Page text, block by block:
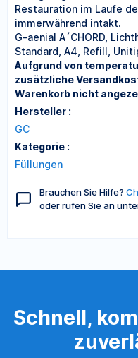
Restauration im Laufe
immerwährend intakt.
G-aenial A´CHORD,
Standard, A4, Refill,
Aufgrund von
zusätzliche
Warenkorb nicht
Hersteller :
GC
Kategorie :
Füllungen
Brauchen Sie Hilfe?
oder rufen Sie an
Schnell,